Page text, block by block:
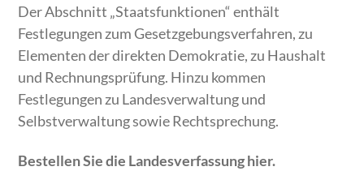
Der Abschnitt „Staatsfunktionen“ enthält
Festlegungen zum Gesetzgebungsverfahren, zu
Elementen der direkten Demokratie, zu Haushalt
und Rechnungsprüfung. Hinzu kommen
Festlegungen zu Landesverwaltung und
Selbstverwaltung sowie Rechtsprechung.
Bestellen Sie die Landesverfassung hier.